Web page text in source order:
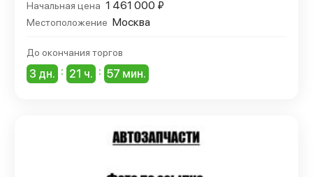
Начальная цена 1 461 000 ₽
Местоположение Москва
До окончания торгов
3 дн. : 21 ч. : 57 мин.